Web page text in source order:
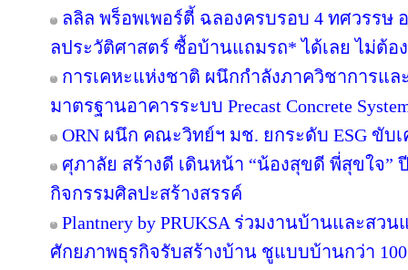
ลลิล พร็อพเพอร์ตี้ ฉลองครบรอบ 4 ทศวรรษ
ลประวัติศาสตร์ ซื้อบ้านแถมรถ* ได้เลย ไม่ต้อ
การเคหะแห่งชาติ ผนึกกำลังภาควิชาการแ
มาตรฐานอาคารระบบ Precast Concrete
ORN ผนึก คณะวิทย์ฯ มช. ยกระดับ ESG ขับ
ศุภาลัย สร้างดี เดินหน้า “น้องสุขดี พี่สุขใจ”
กิจกรรมศิลปะสร้างสรรค์
Plantnery by PRUKSA ร่วมงานบ้านและสวน
ศักยภาพธุรกิจรับสร้างบ้าน ชูแบบบ้านกว่า